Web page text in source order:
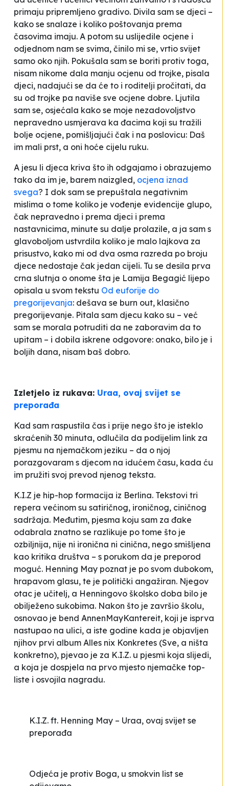
primaju pripremljeno gradivo. Divila sam se djeci –
kako se snalaze i koliko poštovanja prema
časovima imaju. A potom su uslijedile ocjene i
odjednom nam se svima, činilo mi se, vrtio svijet
samo oko njih. Pokušala sam se boriti protiv toga,
nisam nikome dala manju ocjenu od trojke, pisala
djeci, nadajući se da će to i roditelji pročitati, da
su od trojke pa naviše sve ocjene dobre. Ljutila
sam se, osjećala kako se moje nezadovoljstvo
nepravedno usmjerava ka đacima koji su tražili
bolje ocjene, pomišljajući čak i na poslovicu: Daš
im mali prst, a oni hoće cijelu ruku.
A jesu li djeca kriva što ih odgajamo i obrazujemo
tako da im je, barem naizgled, ocjena iznad
svega? I dok sam se prepuštala negativnim
mislima o tome koliko je vođenje evidencije glupo,
čak nepravedno i prema djeci i prema
nastavnicima, minute su dalje prolazile, a ja sam s
glavoboljom ustvrdila koliko je malo lajkova za
prisustvo, kako mi od dva osma razreda po broju
djece nedostaje čak jedan cijeli. Tu se desila prva
crna slutnja o onome šta je Lamija Begagić lijepo
opisala u svom tekstu Od euforije do
pregorijevanja: dešava se burn out, klasično
pregorijevanje. Pitala sam djecu kako su – već
sam se morala potruditi da ne zaboravim da to
upitam – i dobila iskrene odgovore: onako, bilo je i
boljih dana, nisam baš dobro.
Izletjelo iz rukava: Uraa, ovaj svijet se
preporađa
Kad sam raspustila čas i prije nego što je isteklo
skraćenih 30 minuta, odlučila da podijelim link za
pjesmu na njemačkom jeziku – da o njoj
porazgovaram s djecom na idućem času, kada ću
im pružiti svoj prevod njenog teksta.
K.I.Z je hip-hop formacija iz Berlina. Tekstovi tri
repera većinom su satiričnog, ironičnog, ciničnog
sadržaja. Međutim, pjesma koju sam za đake
odabrala znatno se razlikuje po tome što je
ozbiljnija, nije ni ironična ni cinična, nego smišljena
kao kritika društva – s porukom da je preporod
moguć. Henning May poznat je po svom dubokom,
hrapavom glasu, te je politički angažiran. Njegov
otac je učitelj, a Henningovo školsko doba bilo je
obilježeno sukobima. Nakon što je završio školu,
osnovao je bend AnnenMayKantereit, koji je isprva
nastupao na ulici, a iste godine kada je objavljen
njihov prvi album Alles nix Konkretes (Sve, a ništa
konkretno), pjevao je za K.I.Z. u pjesmi koja slijedi,
a koja je dospjela na prvo mjesto njemačke top-
liste i osvojila nagradu.
K.I.Z. ft. Henning May – Uraa, ovaj svijet se
preporađa
Odjeća je protiv Boga, u smokvin list se